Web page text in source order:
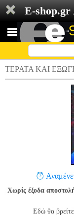
E-shop.gr
ΤΕΡΑΤΑ ΚΑΙ
Χωρίς έξοδα
Εδώ θα βρείτε